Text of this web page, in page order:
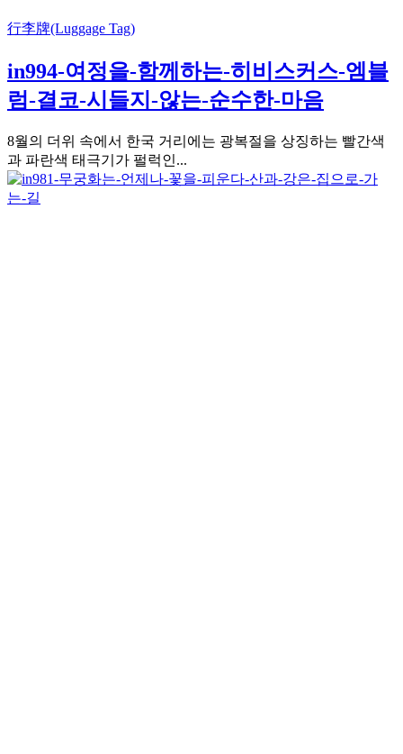
行李牌(Luggage Tag)
in994-여정을-함께하는-히비스커스-엠블
럼-결코-시들지-않는-순수한-마음
8월의 더위 속에서 한국 거리에는 광복절을 상징하는 빨간색
과 파란색 태극기가 펄럭인...